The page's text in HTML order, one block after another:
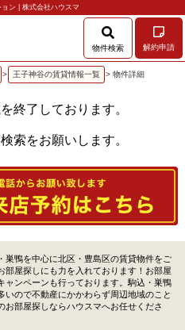
ン | 株式会社ハウスマ
物件検索 解約申請
> 王子神谷の賃貸情報一覧 > 物件詳細
終了しております。
索をお願いします。
巣鴨を中心に北区・豊島区の賃貸物件をご
部屋探しにも力を入れております！お部屋
ャンペーンも行っております。駒込・巣鴨
ので不動産にかかわらず周辺地域のこと
お部屋探しならハウスマへお任せくださ